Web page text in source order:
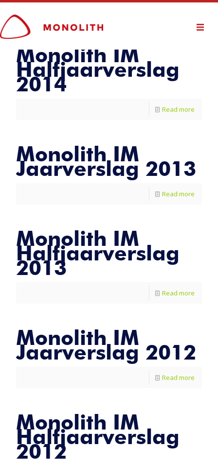
Monolith IM
Halfjaarverslag
2014
Read more
Monolith IM
Jaarverslag 2013
Read more
Monolith IM
Halfjaarverslag
2013
Read more
Monolith IM
Jaarverslag 2012
Read more
Monolith IM
Halfjaarverslag
2012